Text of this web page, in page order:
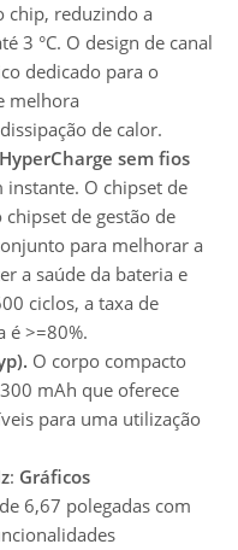
chip, reduzindo a
3 °C. O design de canal
dedicado para o
melhora
de calor.
sem fios
instante. O chipset de
chipset de gestão de
para melhorar a
a saúde da bateria e
ciclos, a taxa de
é >=80%.
O corpo compacto
mAh que oferece
para uma utilização
: Gráficos
6,67 polegadas com